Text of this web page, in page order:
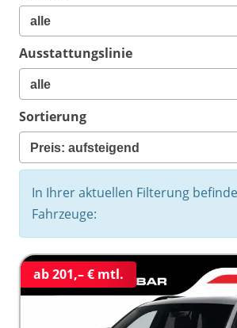
Ausstattungslinie
Sortierung
In Ihrer aktuellen Filterung
Fahrzeuge:
ab 201,– € mtl.